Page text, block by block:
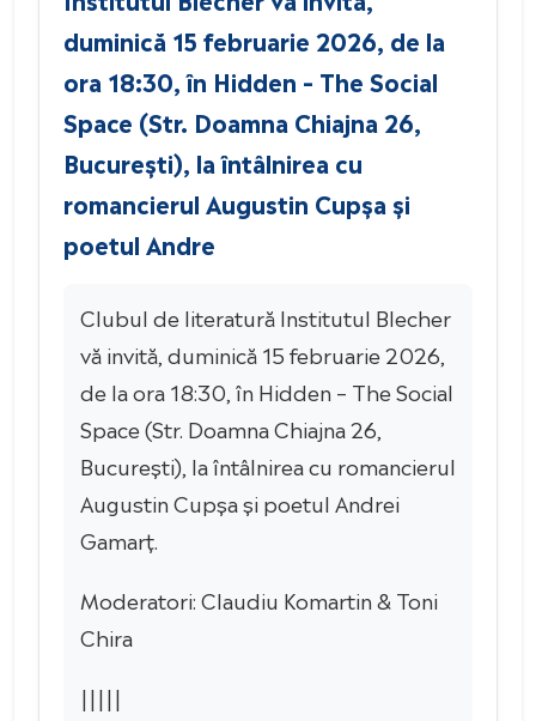
duminică 15 februarie 2026, de la
ora 18:30, în Hidden – The Social
Space (Str. Doamna Chiajna 26,
București), la întâlnirea cu
romancierul Augustin Cupșa și
poetul Andre
Clubul de literatură Institutul Blecher
vă invită, duminică 15 februarie 2026,
de la ora 18:30, în Hidden – The Social
Space (Str. Doamna Chiajna 26,
București), la întâlnirea cu romancierul
Augustin Cupșa și poetul Andrei
Gamarț.
Moderatori: Claudiu Komartin & Toni
Chira
|||||